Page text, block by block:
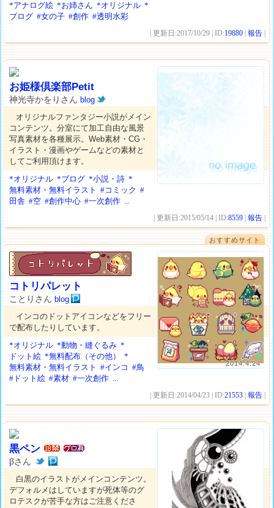
*アナログ絵 *お姉さん *オリジナル *
ブログ #女の子 #創作 #透明水彩
| 更新日:2017/10/29 | ID:19880 |報告
お姫様倶楽部Petit
神光寺かをりさんblog
オリジナルファンタジー小説がメイン
コンテンツ。分室にて加工自由な風景
写真素材を各種展示。Web素材・CG・
イラスト・漫画やゲームなどの素材と
してご利用頂けます。
*オリジナル *ブログ *小説・詩 *
無料素材・無料イラスト
#コミック #
田舎 #空 #創作中心 #一次創作 ...
| 更新日:2015/05/14 | ID:8559 |報告
おすすめサイト
2014.4.24
コトリパレット
ことりさんblog
インコのドットアイコンなどをフリー
で配布したりしています。
*オリジナル *動物・縫ぐるみ *
ドット絵 *無料配布（その他）
*
無料素材・無料イラスト
#インコ #鳥
#ドット絵 #素材 #一次創作 ...
| 更新日:2014/04/23 | ID:21553 |報告
黒ペン
βさん
白黒のイラストがメインコンテンツ。
デフォルメはしていますが死体等のグ
ロテスクが苦手な方はご注意くださ